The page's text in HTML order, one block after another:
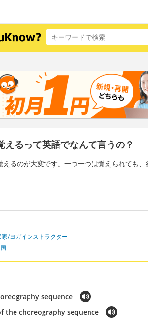
えるって英語でなんて言うの？
るのが大変です。一つ一つは覚えられても
/ヨガインストラクター
sequence
the choreography sequence